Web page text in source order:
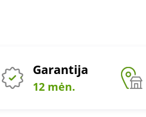
Garantija
12 mėn.